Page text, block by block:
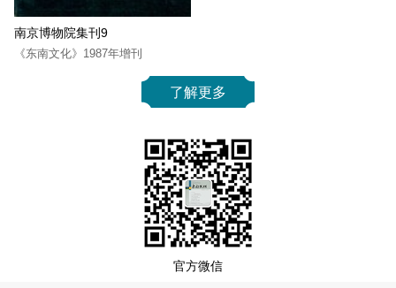
南京博物院集刊9
《东南文化》1987年增刊
了解更多
官方微信